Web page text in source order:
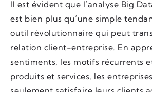
Il est évident que l’analyse Big
est bien plus qu’une simple
outil révolutionnaire qui peut
relation client-entreprise. En
sentiments, les motifs récurrents
produits et services, les